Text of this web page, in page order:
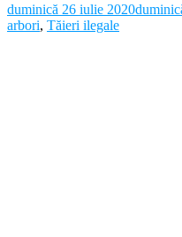
duminică 26 iulie 2020
arbori, Tăieri ilegale